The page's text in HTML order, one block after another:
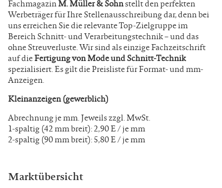
FachmagazinM. Müller & Sohnstellt den perfekten
Werbeträger für Ihre Stellenausschreibung dar, denn bei
uns erreichen Siedie relevante Top-Zielgruppe im
Bereich Schnitt- und Verarbeitungstechnik – und das
ohne Streuverluste. Wir sind als einzige Fachzeitschrift
auf dieFertigung von Mode und Schnitt-Technik
spezialisiert. Es gilt die Preisliste für Format- und mm-
Anzeigen.
Kleinanzeigen (gewerblich)
Abrechnung je mm. Jeweils zzgl. MwSt.
1-spaltig (42 mm breit): 2,90 E / je mm
2-spaltig (90 mm breit): 5,80 E / je mm
Marktübersicht